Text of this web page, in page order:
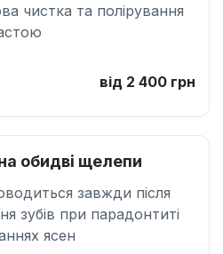
чистка та полірування
від 2 400 грн
обидві щелепи
завжди після
зубів при парадонтиті
ясен